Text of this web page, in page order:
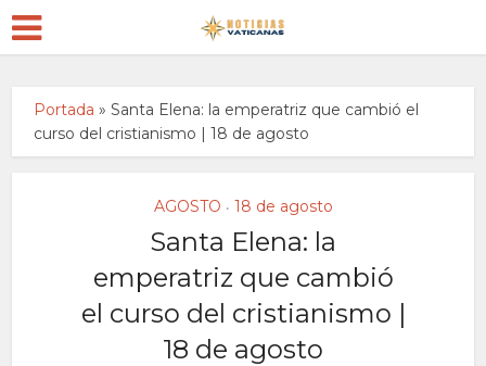
Portada »Santa Elena: la emperatriz que cambió el
curso del cristianismo | 18 de agosto
AGOSTO • 18 de agosto
Santa Elena: la
emperatriz que cambió
el curso del cristianismo |
18 de agosto